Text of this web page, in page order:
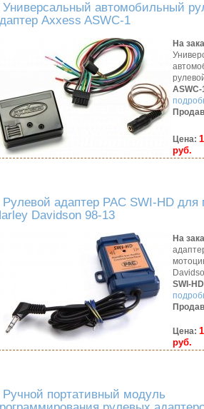
Универсальный автомобильный
Axxess ASWC-1
На
ASWC-
Цена:
руб.
Рулевой адаптер PAC SWI-HD для
Davidson 98-13
На
SWI-HD
Цена:
руб.
Ручной портативный модуль